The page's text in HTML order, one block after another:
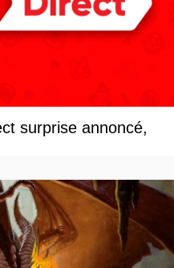
surprise annoncé,